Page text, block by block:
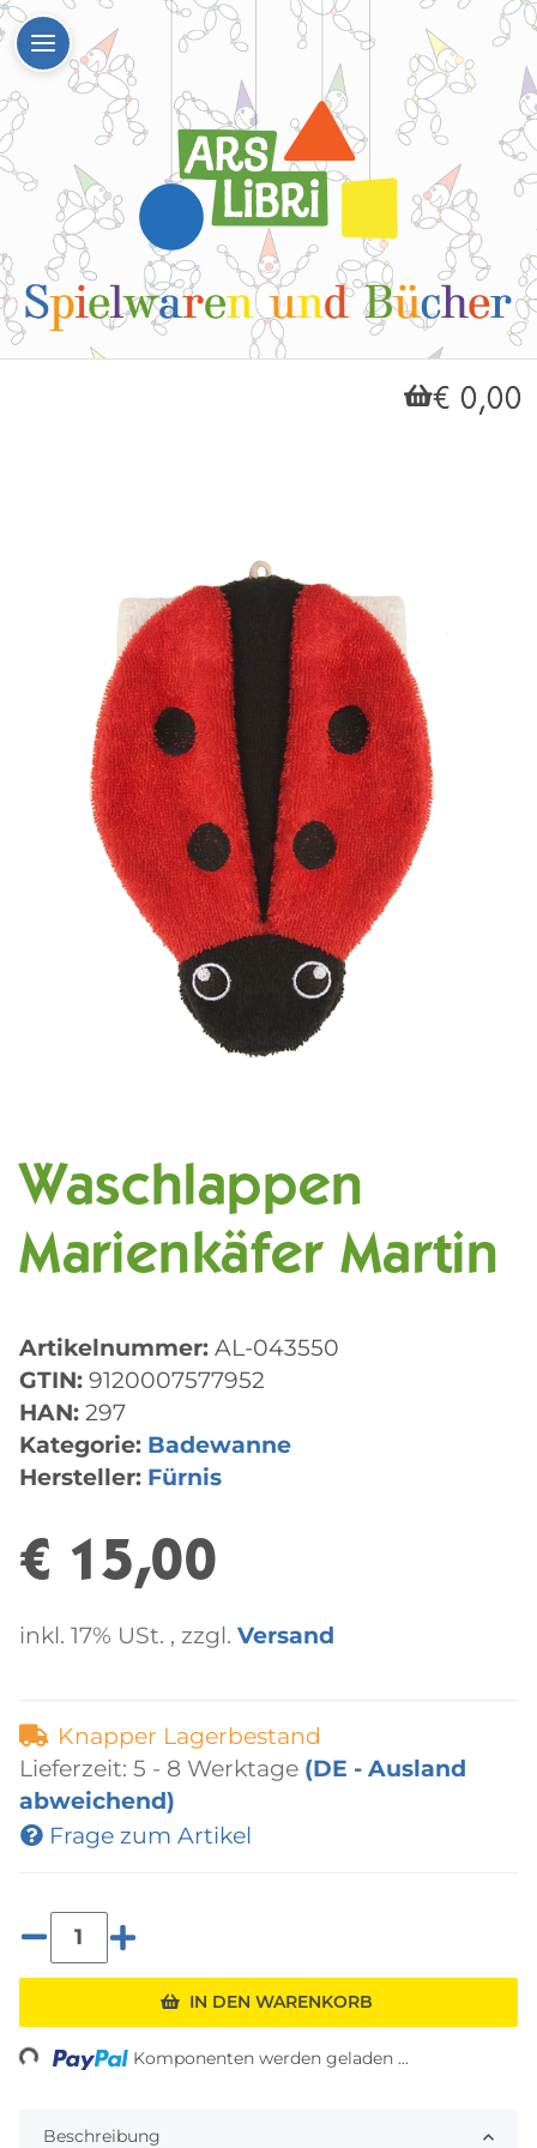
€ 0,00
Waschlappen
Marienkäfer Martin
Artikelnummer: AL-043550
GTIN: 9120007577952
HAN: 297
Kategorie: Badewanne
Hersteller: Fürnis
€ 15,00
inkl. 17% USt. , zzgl. Versand
Knapper Lagerbestand
Lieferzeit: 5 - 8 Werktage (DE - Ausland
abweichend)
Frage zum Artikel
IN DEN WARENKORB
Komponenten werden geladen ...
Beschreibung